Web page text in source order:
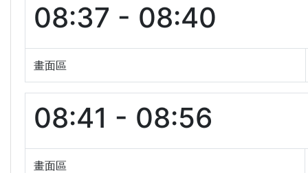
08:37 - 08:40
畫面區
08:41 - 08:56
畫面區